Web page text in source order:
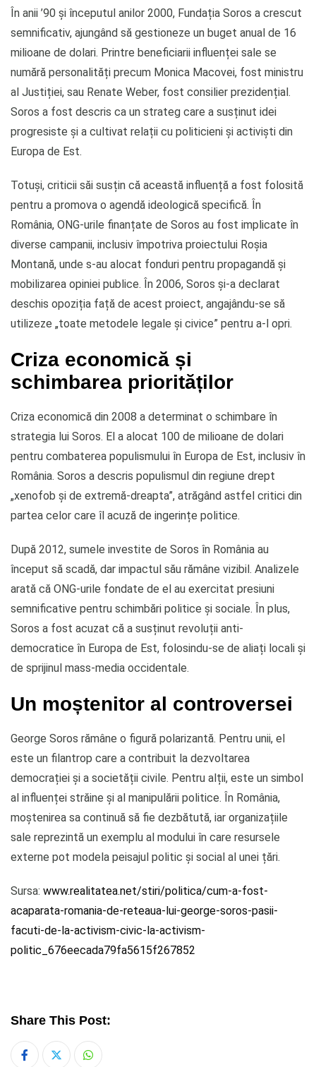
În anii ’90 și începutul anilor 2000, Fundația Soros a crescut
semnificativ, ajungând să gestioneze un buget anual de 16
milioane de dolari. Printre beneficiarii influenței sale se
numără personalități precum Monica Macovei, fost ministru
al Justiției, sau Renate Weber, fost consilier prezidențial.
Soros a fost descris ca un strateg care a susținut idei
progresiste și a cultivat relații cu politicieni și activiști din
Europa de Est.
Totuși, criticii săi susțin că această influență a fost folosită
pentru a promova o agendă ideologică specifică. În
România, ONG-urile finanțate de Soros au fost implicate în
diverse campanii, inclusiv împotriva proiectului Roșia
Montană, unde s-au alocat fonduri pentru propagandă și
mobilizarea opiniei publice. În 2006, Soros și-a declarat
deschis opoziția față de acest proiect, angajându-se să
utilizeze „toate metodele legale și civice” pentru a-l opri.
Criza economică și
schimbarea priorităților
Criza economică din 2008 a determinat o schimbare în
strategia lui Soros. El a alocat 100 de milioane de dolari
pentru combaterea populismului în Europa de Est, inclusiv în
România. Soros a descris populismul din regiune drept
„xenofob și de extremă-dreapta”, atrăgând astfel critici din
partea celor care îl acuză de ingerințe politice.
După 2012, sumele investite de Soros în România au
început să scadă, dar impactul său rămâne vizibil. Analizele
arată că ONG-urile fondate de el au exercitat presiuni
semnificative pentru schimbări politice și sociale. În plus,
Soros a fost acuzat că a susținut revoluții anti-
democratice în Europa de Est, folosindu-se de aliați locali și
de sprijinul mass-media occidentale.
Un moștenitor al controversei
George Soros rămâne o figură polarizantă. Pentru unii, el
este un filantrop care a contribuit la dezvoltarea
democrației și a societății civile. Pentru alții, este un simbol
al influenței străine și al manipulării politice. În România,
moștenirea sa continuă să fie dezbătută, iar organizațiile
sale reprezintă un exemplu al modului în care resursele
externe pot modela peisajul politic și social al unei țări.
Sursa: www.realitatea.net/stiri/politica/cum-a-fost-
acaparata-romania-de-reteaua-lui-george-soros-pasii-
facuti-de-la-activism-civic-la-activism-
politic_676eecada79fa5615f267852
Share This Post:
Whatsapp